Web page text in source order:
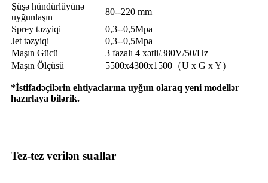
Şüşə hündürlüyünə
uyğunlaşın
80--220 mm
Sprey təzyiqi
0,3--0,5Mpa
Jet təzyiqi
0,3--0,5Mpa
Maşın Gücü
3 fazalı 4 xətli/380V/50/Hz
Maşın Ölçüsü
5500x4300x1500（U x G x Y）
*İstifadəçilərin ehtiyaclarına uyğun olaraq yeni modellər
hazırlaya bilərik.
Tez-tez verilən suallar